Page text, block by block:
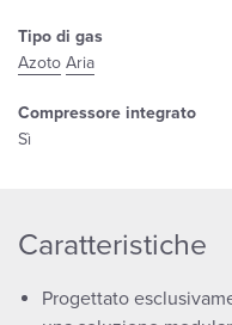
Tipo di gas
Azoto Aria
Compressore integrato
Sì
Caratteristiche
Progettato